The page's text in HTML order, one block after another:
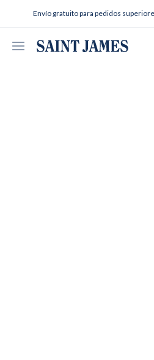
Envío gratuito para pedidos
Abrir menú